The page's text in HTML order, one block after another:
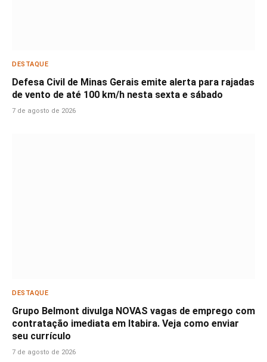
DESTAQUE
Defesa Civil de Minas Gerais emite alerta para rajadas
de vento de até 100 km/h nesta sexta e sábado
7 de agosto de 2026
DESTAQUE
Grupo Belmont divulga NOVAS vagas de emprego com
contratação imediata em Itabira. Veja como enviar
seu currículo
7 de agosto de 2026